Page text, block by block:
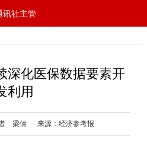
讯社主管
深化医保数据要素开
利用
梁倩 来源：经济参考报